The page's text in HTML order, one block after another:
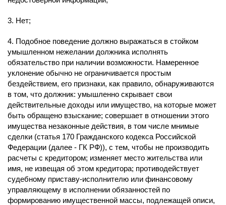
3. Нет;
4. Подобное поведение должно выражаться в стойком
умышленном нежелании должника исполнять
обязательство при наличии возможности. Намеренное
уклонение обычно не ограничивается простым
бездействием, его признаки, как правило, обнаруживаются
в том, что должник: умышленно скрывает свои
действительные доходы или имущество, на которые может
быть обращено взыскание; совершает в отношении этого
имущества незаконные действия, в том числе мнимые
сделки (статья 170 Гражданского кодекса Российской
Федерации (далее - ГК РФ)), с тем, чтобы не производить
расчеты с кредитором; изменяет место жительства или
имя, не извещая об этом кредитора; противодействует
судебному приставу-исполнителю или финансовому
управляющему в исполнении обязанностей по
формированию имущественной массы, подлежащей описи,